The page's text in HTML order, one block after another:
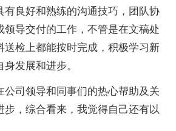
有良好和熟练的沟通技巧，团队协
领导交付的工作，不管是在文稿处
送检上都能按时完成，积极学习新
发展和进步。
司领导和同事们的热心帮助及关
步，综合看来，我觉得自己还有以